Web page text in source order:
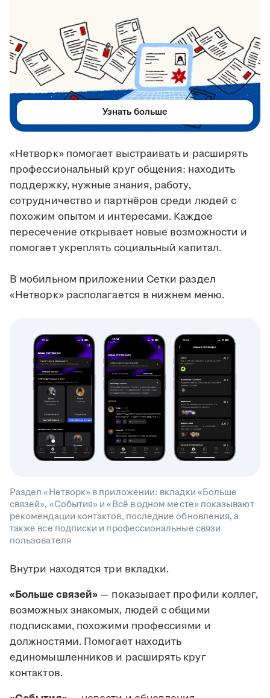
«Нетворк» помогает выстраивать и расширять
профессиональный круг общения: находить
поддержку, нужные знания, работу,
сотрудничество и партнёров среди людей с
похожим опытом и интересами. Каждое
пересечение открывает новые возможности и
помогает укреплять социальный капитал.
В мобильном приложении Сетки раздел
«Нетворк» располагается в нижнем меню.
Раздел «Нетворк» в приложении: вкладки «Больше
связей», «События» и «Всё в одном месте» показывают
рекомендации контактов, последние обновления, а
также все подписки и профессиональные связи
пользователя
Внутри находятся три вкладки.
«Больше связей» — показывает профили коллег,
возможных знакомых, людей с общими
подписками, похожими профессиями и
должностями. Помогает находить
единомышленников и расширять круг
контактов.
Узнать больше